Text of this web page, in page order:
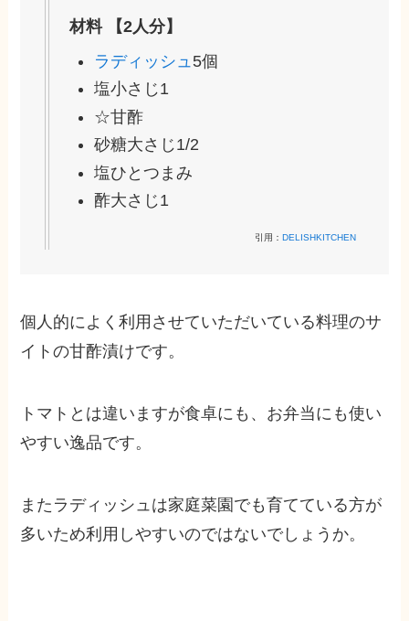
材料 【2人分】
ラディッシュ5個
塩小さじ1
☆甘酢
砂糖大さじ1/2
塩ひとつまみ
酢大さじ1
引用： DELISHKITCHEN
個人的によく利用させていただいている料理のサ
イトの甘酢漬けです。
トマトとは違いますが食卓にも、お弁当にも使い
やすい逸品です。
またラディッシュは家庭菜園でも育てている方が
多いため利用しやすいのではないでしょうか。